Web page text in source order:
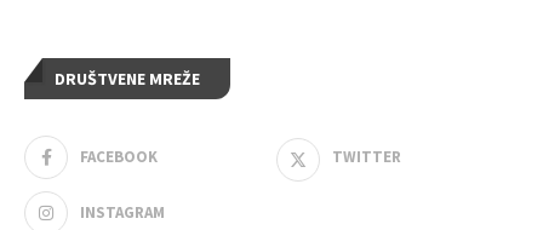
DRUŠTVENE MREŽE
FACEBOOK TWITTER
INSTAGRAM